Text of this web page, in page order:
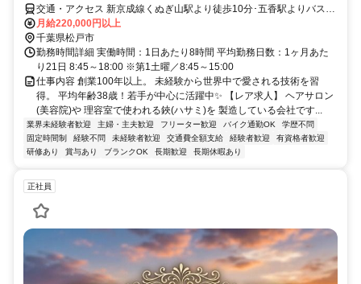
交通・アクセス 新京成線くぬぎ山駅より徒歩10分･五香駅よりバス10
分
月給220,000円以上
千葉県松戸市
勤務時間詳細 実働時間：1日あたり8時間 平均勤務日数：1ヶ月あた
り21日 8:45～18:00 ※第1土曜／8:45～15:00
仕事内容 創業100年以上。 未経験から世界中で愛される技術を習
得。 平均年齢38歳！若手が中心に活躍中✨ 【レア求人】 ヘアサロン
(美容院)や 理容室で使われる鋏(ハサミ)を 製造している会社です...
業界未経験者歓迎 主婦・主夫歓迎 フリーター歓迎 バイク通勤OK
学歴不問
固定時間制
経験不問 未経験者歓迎 交通費全額支給 経験者歓迎
有資格者歓迎
研修あり
賞与あり ブランクOK 長期歓迎 長期休暇あり
正社員